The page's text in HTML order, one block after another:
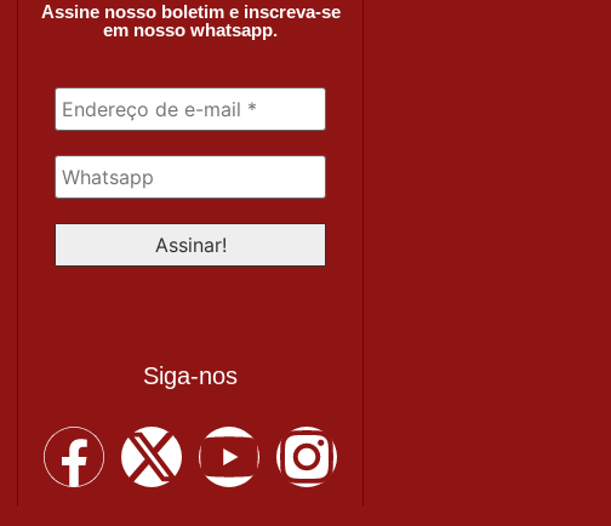
Assine nosso boletim e inscreva-se
em nosso whatsapp.
Siga-nos